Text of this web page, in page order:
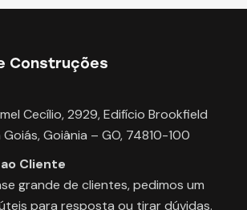
Construções
Cecílio, 2929, Edifício Brookfield
Goiânia – GO, 74810-100
Cliente
grande de clientes, pedimos um
para resposta ou tirar dúvidas.